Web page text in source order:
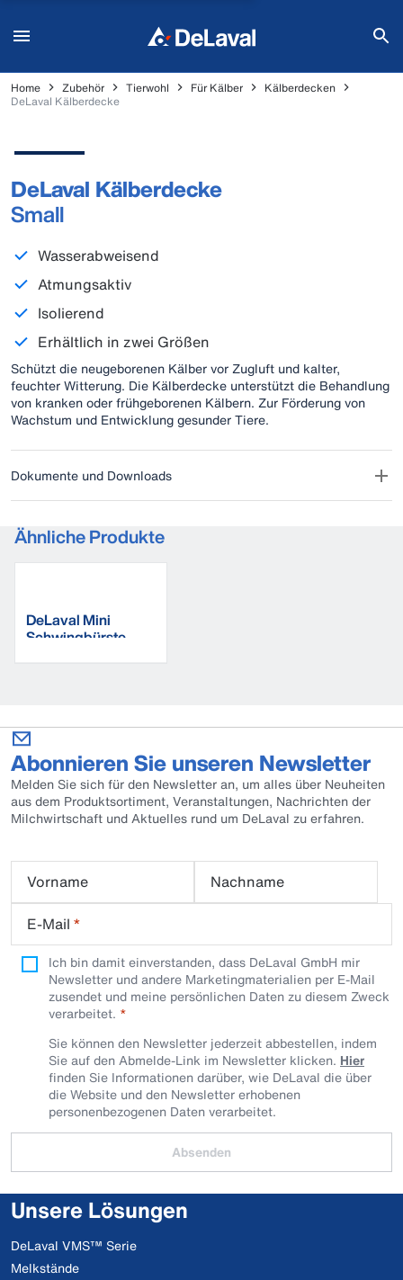
Home Zubehör Tierwohl Für Kälber
Kälberdecken
DeLaval Kälberdecke
DeLaval Kälberdecke
Small
Wasserabweisend
Atmungsaktiv
Isolierend
Erhältlich in zwei Größen
Schützt die neugeborenen Kälber vor Zugluft und kalter,
feuchter Witterung. Die Kälberdecke unterstützt die Behandlung
von kranken oder frühgeborenen Kälbern. Zur Förderung von
Wachstum und Entwicklung gesunder Tiere.
Dokumente und Downloads
Ähnliche Produkte
DeLaval Mini
Schwingbürste
Abonnieren Sie unseren Newsletter
Melden Sie sich für den Newsletter an, um alles über Neuheiten
aus dem Produktsortiment, Veranstaltungen, Nachrichten der
Milchwirtschaft und Aktuelles rund um DeLaval zu erfahren.
Vorname
Nachname
E-Mail *
Ich bin damit einverstanden, dass DeLaval GmbH mir
Newsletter und andere Marketingmaterialien per E-Mail
zusendet und meine persönlichen Daten zu diesem Zweck
verarbeitet.
Sie können den Newsletter jederzeit abbestellen, indem
Sie auf den Abmelde-Link im Newsletter klicken. Hier
finden Sie Informationen darüber, wie DeLaval die über
die Website und den Newsletter erhobenen
personenbezogenen Daten verarbeitet.
Absenden
Unsere Lösungen
DeLaval VMS™ Serie
Melkstände